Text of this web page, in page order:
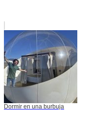
Dormir en una burbuja